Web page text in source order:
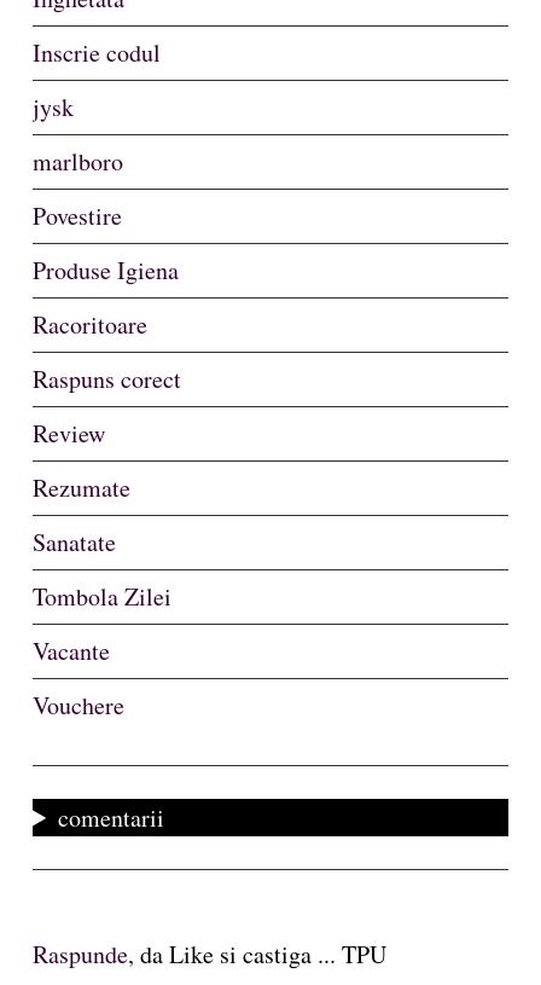
Inscrie codul
jysk
marlboro
Povestire
Produse Igiena
Racoritoare
Raspuns corect
Review
Rezumate
Sanatate
Tombola Zilei
Vacante
Vouchere
comentarii
Raspunde, da Like si castiga ... TPU